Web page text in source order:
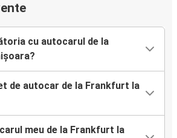
cu autocarul de la
de autocar de la Frankfurt la
meu de la Frankfurt la